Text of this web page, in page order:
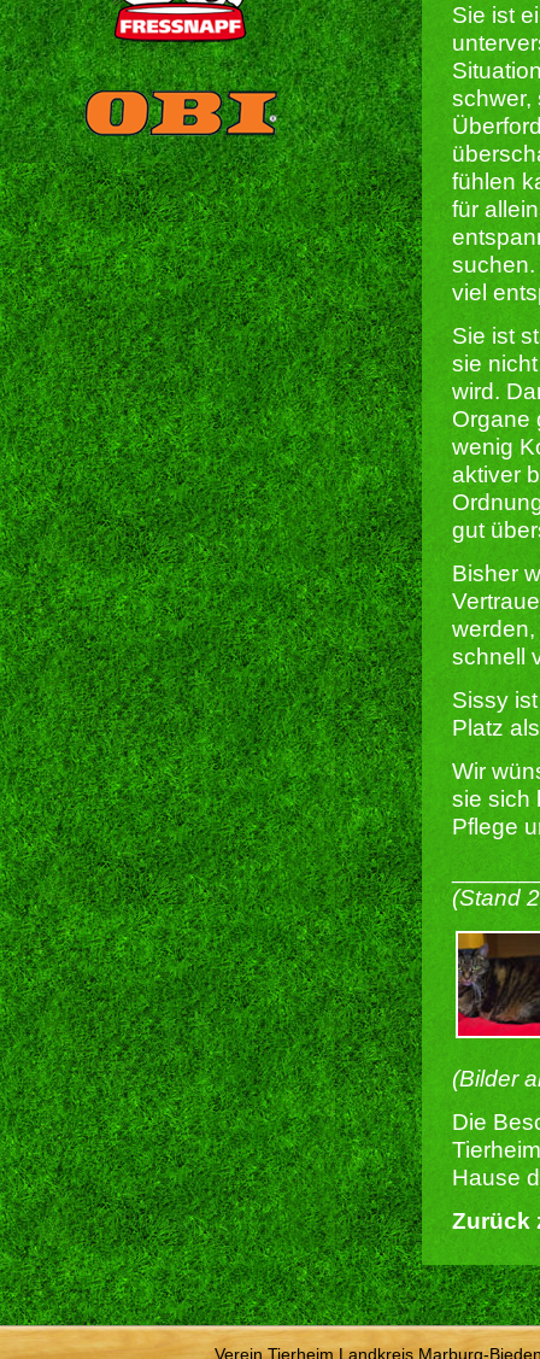
Sie ist
schwer,
fühlen
für
viel
Sie ist
sie
wird.
Organe
wenig
aktiver
gut
Bisher
schnell
Sissy
Platz
Wir
sie sich
Pflege
(Stand
(Bilder
Die
Hause
Zurück
Verein Tierheim Landkreis Marburg-